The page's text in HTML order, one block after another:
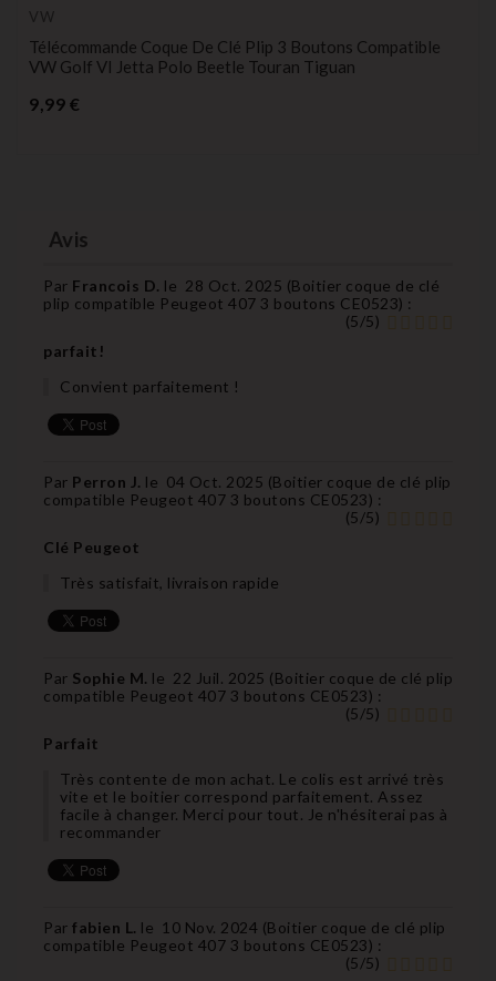
VW
Télécommande Coque De Clé Plip 3 Boutons Compatible
VW Golf VI Jetta Polo Beetle Touran Tiguan
9,99 €
Avis
Par Francois D. le 28 Oct. 2025 (Boitier coque de clé
plip compatible Peugeot 407 3 boutons CE0523) :
(5/5)
parfait!
Convient parfaitement !
Par Perron J. le 04 Oct. 2025 (Boitier coque de clé plip
compatible Peugeot 407 3 boutons CE0523) :
(5/5)
Clé Peugeot
Très satisfait, livraison rapide
Par Sophie M. le 22 Juil. 2025 (Boitier coque de clé plip
compatible Peugeot 407 3 boutons CE0523) :
(5/5)
Parfait
Très contente de mon achat. Le colis est arrivé très
vite et le boitier correspond parfaitement. Assez
facile à changer. Merci pour tout. Je n'hésiterai pas à
recommander
Par fabien L. le 10 Nov. 2024 (Boitier coque de clé plip
compatible Peugeot 407 3 boutons CE0523) :
(5/5)